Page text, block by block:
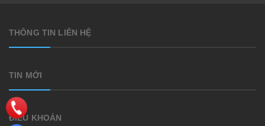
THÔNG TIN LIÊN HỆ
TIN MỚI
ĐIỀU KHOẢN